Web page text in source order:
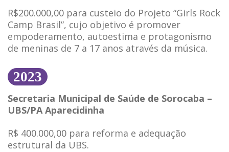
R$200.000,00 para custeio do Projeto “Girls Rock
Camp Brasil”, cujo objetivo é promover
empoderamento, autoestima e protagonismo
de meninas de 7 a 17 anos através da música.
2023
Secretaria Municipal de Saúde de Sorocaba –
UBS/PA Aparecidinha
R$ 400.000,00 para reforma e adequação
estrutural da UBS.